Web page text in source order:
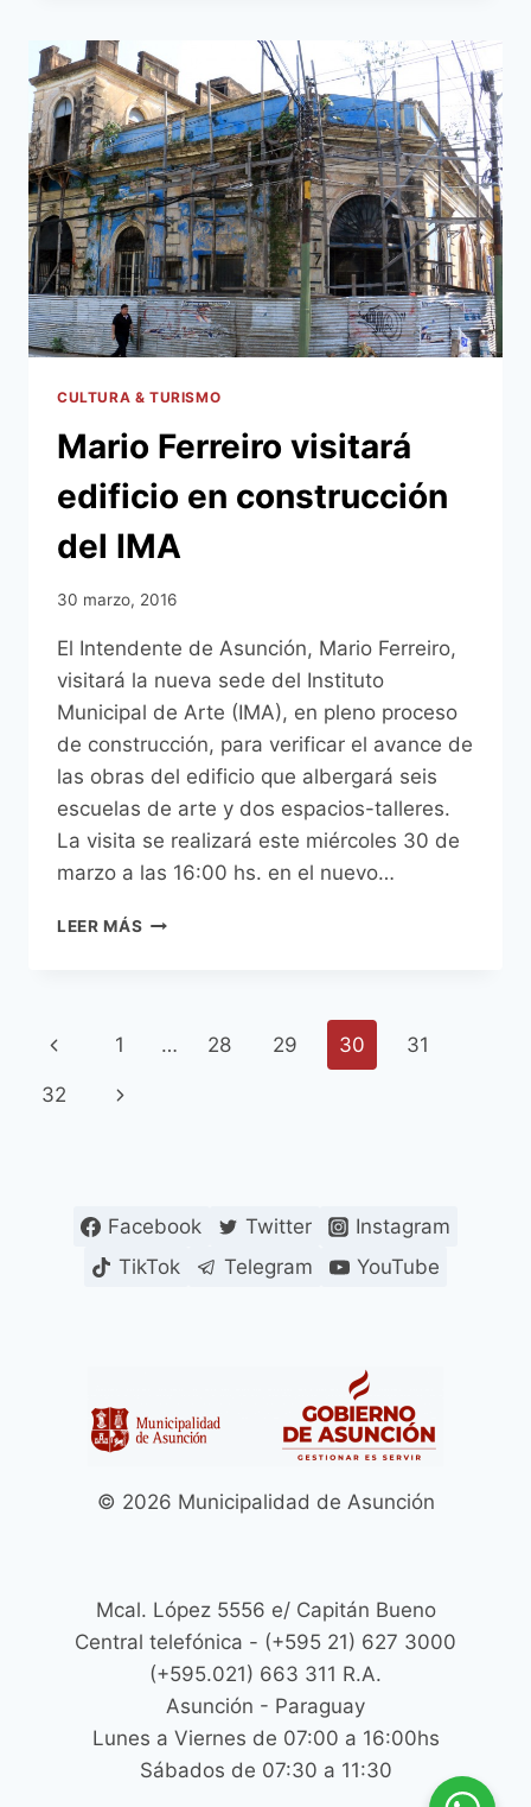
CONSTRUCCIÓN
DEL
IMA
CULTURA & TURISMO
Mario Ferreiro visitará
edificio en construcción
del IMA
30 marzo, 2016
El Intendente de Asunción, Mario Ferreiro,
visitará la nueva sede del Instituto
Municipal de Arte (IMA), en pleno proceso
de construcción, para verificar el avance de
las obras del edificio que albergará seis
escuelas de arte y dos espacios-talleres.
La visita se realizará este miércoles 30 de
marzo a las 16:00 hs. en el nuevo…
LEER MÁS MARIO
CONSTRUCCIÓN
Navegación
de
Página
anterior
1 … 28 29 30 31
32
Siguiente
Facebook Twitter
Instagram
TikTok
Telegram YouTube
© 2026 Municipalidad de Asunción
Mcal. López 5556 e/ Capitán Bueno
Central telefónica - (+595 21) 627 3000
(+595.021) 663 311 R.A.
Asunción - Paraguay
Lunes a Viernes de 07:00 a 16:00hs
Sábados de 07:30 a 11:30